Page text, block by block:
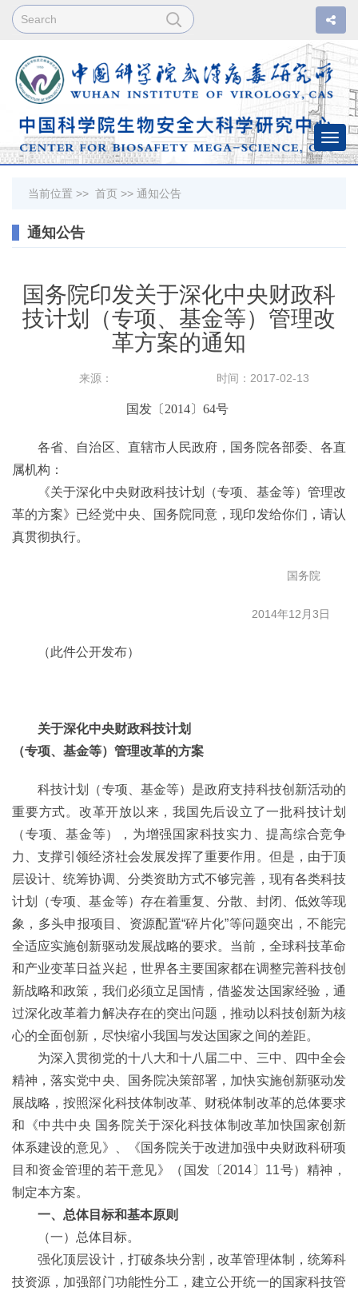
当前位置 >> 首页 >> 通知公告
通知公告
国务院印发关于深化中央财政科
技计划（专项、基金等）管理改
革方案的通知
来源： 时间：2017-02-13
国发〔2014〕64号
各省、自治区、直辖市人民政府，国务院各部委、各直
属机构：
《关于深化中央财政科技计划（专项、基金等）管理改
革的方案》已经党中央、国务院同意，现印发给你们，请认
真贯彻执行。
国务院
2014年12 月3日
（此件公开发布）
关于深化中央财政科技计划
（专项、基金等）管理改革的方案
科技计划（专项、基金等）是政府支持科技创新活动的
重要方式。改革开放以来，我国先后设立了一批科技计划
（专项、基金等），为增强国家科技实力、提高综合竞争
力、支撑引领经济社会发展发挥了重要作用。但是，由于顶
层设计、统筹协调、分类资助方式不够完善，现有各类科技
计划（专项、基金等）存在着重复、分散、封闭、低效等现
象，多头申报项目、资源配置“碎片化”等问题突出，不能完
全适应实施创新驱动发展战略的要求。当前，全球科技革命
和产业变革日益兴起，世界各主要国家都在调整完善科技创
新战略和政策，我们必须立足国情，借鉴发达国家经验，通
过深化改革着力解决存在的突出问题，推动以科技创新为核
心的全面创新，尽快缩小我国与发达国家之间的差距。
为深入贯彻党的十八大和十八届二中、三中、四中全会
精神，落实党中央、国务院决策部署，加快实施创新驱动发
展战略，按照深化科技体制改革、财税体制改革的总体要求
和《中共中央 国务院关于深化科技体制改革加快国家创新
体系建设的意见》、《国务院关于改进加强中央财政科研项
目和资金管理的若干意见》（国发〔2014〕11号）精神，
制定本方案。
一、总体目标和基本原则
（一）总体目标。
强化顶层设计，打破条块分割，改革管理体制，统筹科
技资源，加强部门功能性分工，建立公开统一的国家科技管